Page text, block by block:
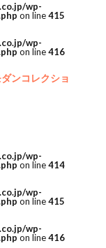
wp-
on line415
wp-
on line416
ンコレクショ
wp-
on line414
wp-
on line415
wp-
on line416